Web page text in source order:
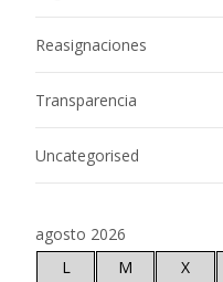
Reasignaciones
Transparencia
Uncategorised
agosto 2026
L
M X